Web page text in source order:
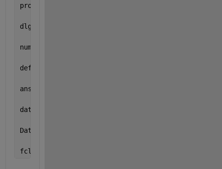
prompt = {
dlg_title =
num_lines = 1;
def = {
answer = inputdlg(prompt,dlg_title,num_lines,def);
data_type=strcat(answer(1),
Data = fread(FID, Inf, data_type);
fclose(FID);